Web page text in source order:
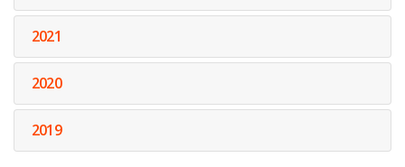
2021
2020
2019